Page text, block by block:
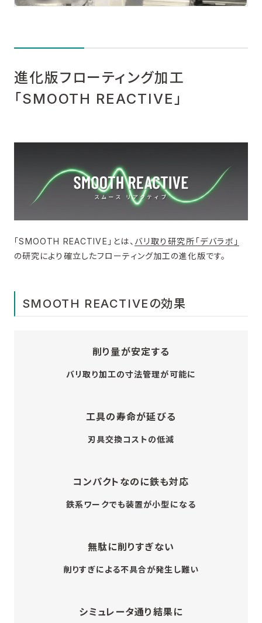
進化版フローティング加工
「SMOOTH REACTIVE」
「SMOOTH REACTIVE」とは、 バリ取り研究所「デバラボ」
の研究により確立したフローティング加工の進化版です。
SMOOTH REACTIVEの効果
削り量が安定する
バリ取り加工の寸法管理が可能に
工具の寿命が延びる
刃具交換コストの低減
コンパクトなのに鉄も対応
鉄系ワークでも装置が小型になる
無駄に削りすぎない
削りすぎによる不具合が発生し難い
シミュレータ通り結果に